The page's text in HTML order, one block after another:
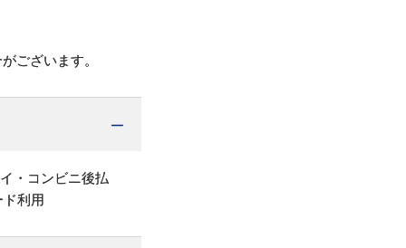
ございます。
・コンビニ後払
利用